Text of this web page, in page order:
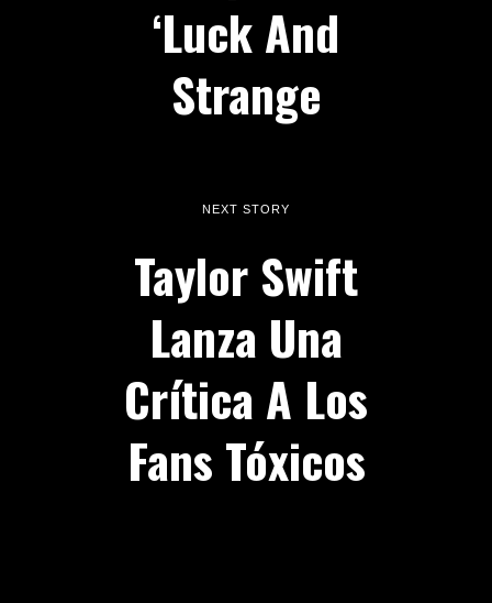
‘Luck And
Strange
NEXT STORY
Taylor Swift
Lanza Una
Crítica A Los
Fans Tóxicos